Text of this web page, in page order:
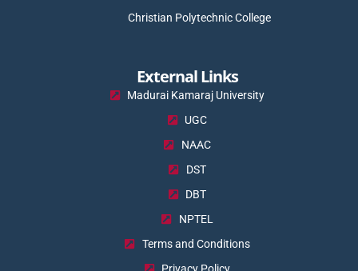
Christian Polytechnic College
External Links
Madurai Kamaraj University
UGC
NAAC
DST
DBT
NPTEL
Terms and Conditions